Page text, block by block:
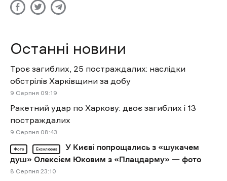
Останні новини
Троє загиблих, 25 постраждалих: наслідки
обстрілів Харківщини за добу
9 Cерпня 09:19
Ракетний удар по Харкову: двоє загиблих і 13
постраждалих
9 Cерпня 08:43
Фото Ексклюзив
У Києві попрощались з «шукачем
душ» Олексієм Юковим з «Плацдарму» — фото
8 Cерпня 23:10